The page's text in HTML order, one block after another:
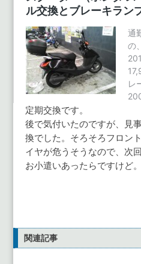
定期交換です。
後で気付いたのですが、見
換でした。そろそろフロン
イヤが危うそうなので、次
お小遣いあったらですけど。
関連記事